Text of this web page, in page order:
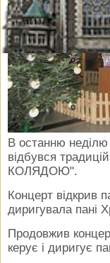
В останню
відбувся
КОЛЯДОЮ".
Концерт відкрив
диригувала пані
Продовжив
керує і диригує